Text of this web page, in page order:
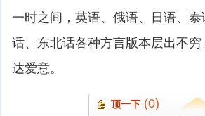
一时之间，英语、俄语、日语、
话、东北话各种方言版本层出不
达爱意。
顶一下 (0)